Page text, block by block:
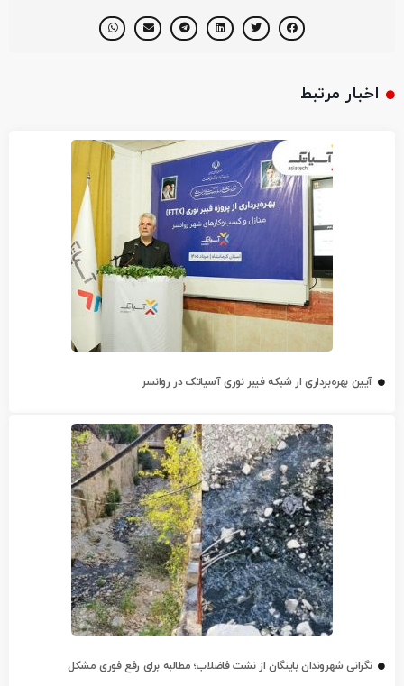
اخبار مرتبط
آیین بهره‌برداری از شبکه فیبر نوری آسیاتک در روانسر
نگرانی شهروندان باینگان از نشت فاضلاب؛ مطالبه برای رفع فوری مشکل